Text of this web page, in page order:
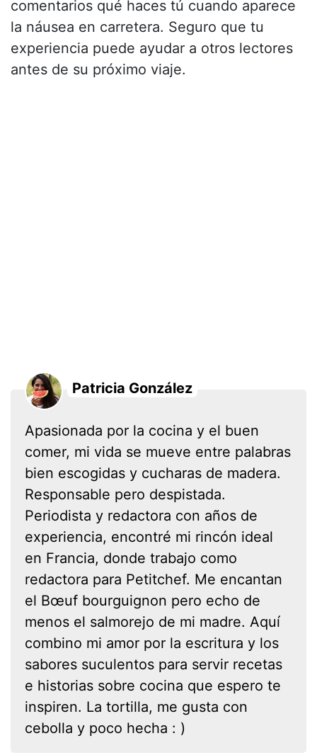
comentarios qué haces tú cuando aparece
la náusea en carretera. Seguro que tu
experiencia puede ayudar a otros lectores
antes de su próximo viaje.
Patricia González
Apasionada por la cocina y el buen
comer, mi vida se mueve entre palabras
bien escogidas y cucharas de madera.
Responsable pero despistada.
Periodista y redactora con años de
experiencia, encontré mi rincón ideal
en Francia, donde trabajo como
redactora para Petitchef. Me encantan
el Bœuf bourguignon pero echo de
menos el salmorejo de mi madre. Aquí
combino mi amor por la escritura y los
sabores suculentos para servir recetas
e historias sobre cocina que espero te
inspiren. La tortilla, me gusta con
cebolla y poco hecha : )